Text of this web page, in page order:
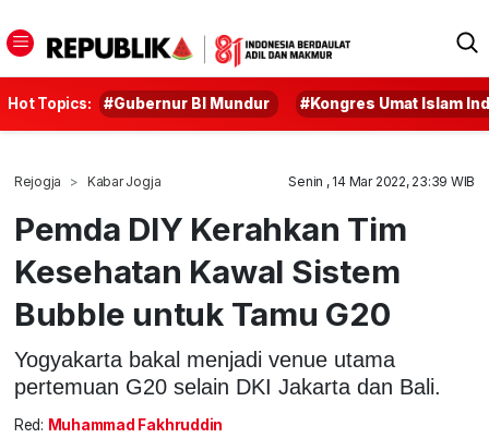
Hot Topics: #Gubernur BI Mundur #Kongres Umat Islam
Rejogja Kabar Jogja Senin , 14 Mar 2022, 23:39 WIB
Pemda DIY Kerahkan Tim
Kesehatan Kawal Sistem
Bubble untuk Tamu G20
Yogyakarta bakal menjadi venue utama
pertemuan G20 selain DKI Jakarta dan Bali.
Red: Muhammad Fakhruddin